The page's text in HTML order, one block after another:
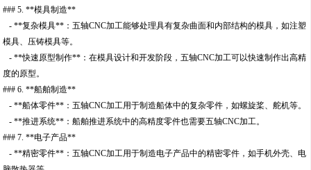
### 5. **模具制造**
- **复杂模具**：五轴CNC加工能够处理具有复杂曲面和内部结构的模具，如注塑
模具、压铸模具等。
- **快速原型制作**：在模具设计和开发阶段，五轴CNC加工可以快速制作出高精
度的原型。
### 6. **船舶制造**
- **船体零件**：五轴CNC加工用于制造船体中的复杂零件，如螺旋桨、舵机等。
- **推进系统**：船舶推进系统中的高精度零件也需要五轴CNC加工。
### 7. **电子产品**
- **精密零件**：五轴CNC加工用于制造电子产品中的精密零件，如手机外壳、电